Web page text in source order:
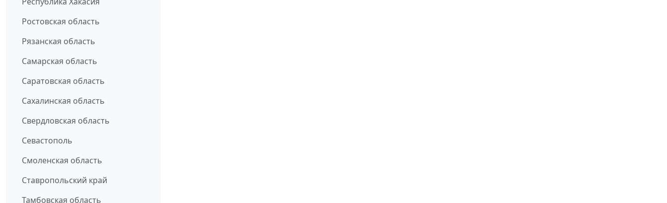
Ростовская область
Рязанская область
Самарская область
Саратовская область
Сахалинская область
Свердловская область
Севастополь
Смоленская область
Ставропольский край
Тамбовская область